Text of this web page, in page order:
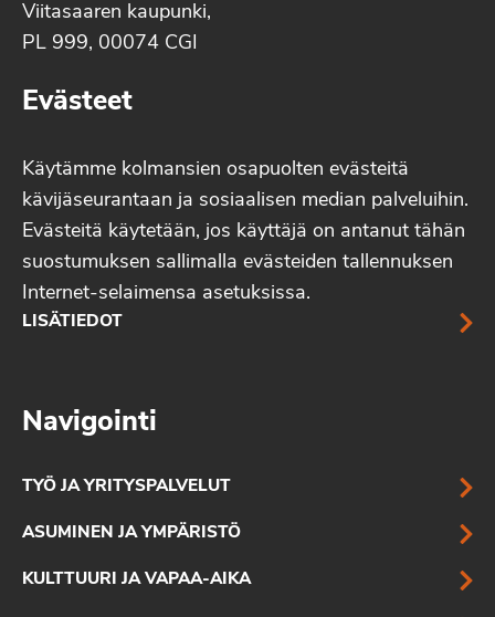
Viitasaaren kaupunki,
PL 999, 00074 CGI
Evästeet
Käytämme kolmansien osapuolten evästeitä
kävijäseurantaan ja sosiaalisen median palveluihin.
Evästeitä käytetään, jos käyttäjä on antanut tähän
suostumuksen sallimalla evästeiden tallennuksen
Internet-selaimensa asetuksissa.
LISÄTIEDOT
Navigointi
TYÖ JA YRITYSPALVELUT
ASUMINEN JA YMPÄRISTÖ
KULTTUURI JA VAPAA-AIKA